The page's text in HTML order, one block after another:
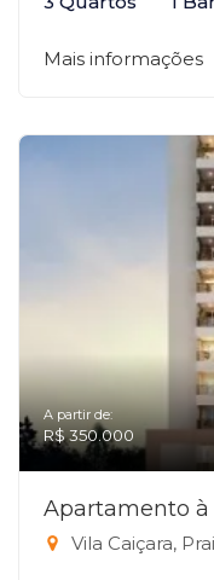
Mais informações
A partir de:
R$ 350.000
Apartamento à
Vila Caiçara,